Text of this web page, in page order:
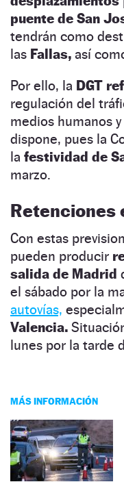
puente de San
tendrán como
las Fallas, así
Por ello, la DGT
regulación del
medios humanos
dispone, pues la
la festividad de
marzo.
Retenciones
Con estas
pueden producir
salida de Madrid
el sábado por la
autovías,
Valencia.
lunes por la tarde
MÁS INFORMACIÓN